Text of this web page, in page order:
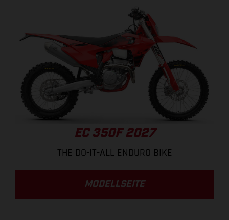
EC 350F 2027
THE DO-IT-ALL ENDURO BIKE
MODELLSEITE